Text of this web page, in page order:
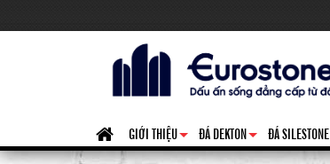
+
GIỚI THIỆU
+
ĐÁ DEKTON ĐÁ SILESTONE